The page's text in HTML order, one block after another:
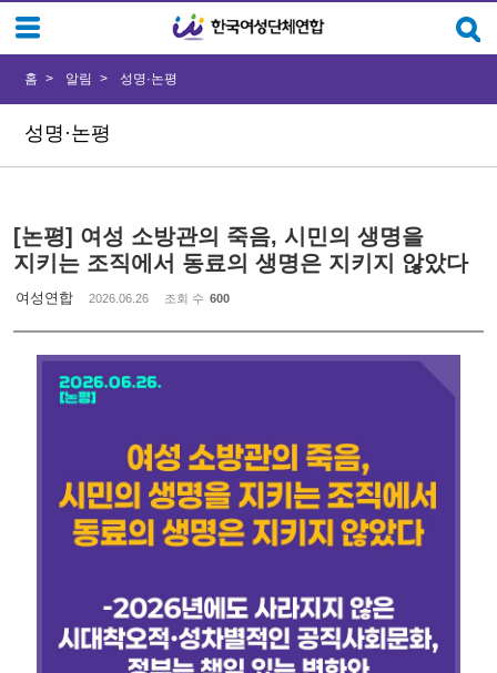
성명·논평
홈 알림 성명·논평
[논평] 여성 소방관의 죽음, 시민의 생명을
지키는 조직에서 동료의 생명은 지키지 않았다
여성연합 2026.06.26 조회 수 600